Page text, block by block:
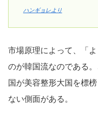
ハンギョレより
市場原理によって、「
のが韓国流なのである
国が美容整形大国を標
ない側面がある。